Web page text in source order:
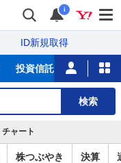
i
ID新規取得
投資信託 ニュース
検索
チャート
株つぶやき 決算